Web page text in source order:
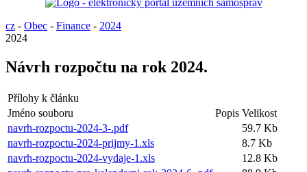
cz - Obec - Finance - 2024
2024
Návrh rozpočtu na rok 2024.
Přílohy k článku
Jméno souboru
Popis Velikost
navrh-rozpoctu-2024-3-.pdf
59.7 Kb
navrh-rozpoctu-2024-prijmy-1.xls
8.7 Kb
navrh-rozpoctu-2024-vydaje-1.xls
12.8 Kb